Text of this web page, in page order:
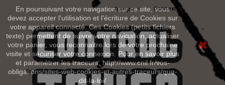
En poursuivant votre navigation sur ce site, vous
devez accepter l’utilisation et l'écriture de Cookies sur
votre appareil connecté. Ces Cookies (petits fichiers
texte) permettent de suivre votre navigation, actualiser
votre panier, vous reconnaitre lors de votre prochaine
visite et sécuriser votre connexion. Pour en savoir plus
et paramétrer les traceurs: http://www.cnil.fr/vos-
obligations/sites-web-cookies-et-autres-traceurs/que-
dit-la-loi/
Connexion
Français